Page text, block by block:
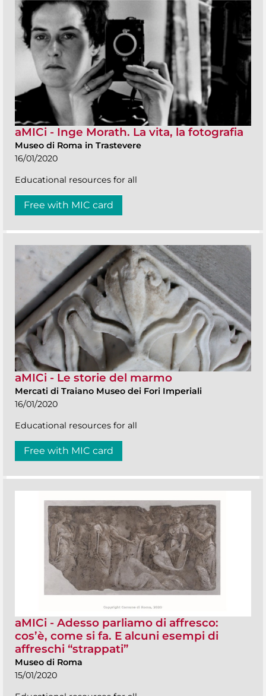
aMICi - Inge Morath. La vita, la fotografia
Museo di Roma in Trastevere
16/01/2020
Educational resources for all
Free with MIC card
aMICi - Le storie del marmo
Mercati di Traiano Museo dei Fori Imperiali
16/01/2020
Educational resources for all
Free with MIC card
aMICi - Adesso parliamo di affresco:
cos’è, come si fa. E alcuni esempi di
affreschi “strappati”
Museo di Roma
15/01/2020